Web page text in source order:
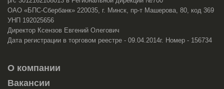
ОАО «БПС-Сбербанк» 220035, г. Минск, пр-т Машерова, 80, код 369
УНП 192025656
Директор Ксензов Евгений Олегович
Дата регистрации в торговом реестре - 09.04.2014г. Номер - 156734
О компании
Вакансии